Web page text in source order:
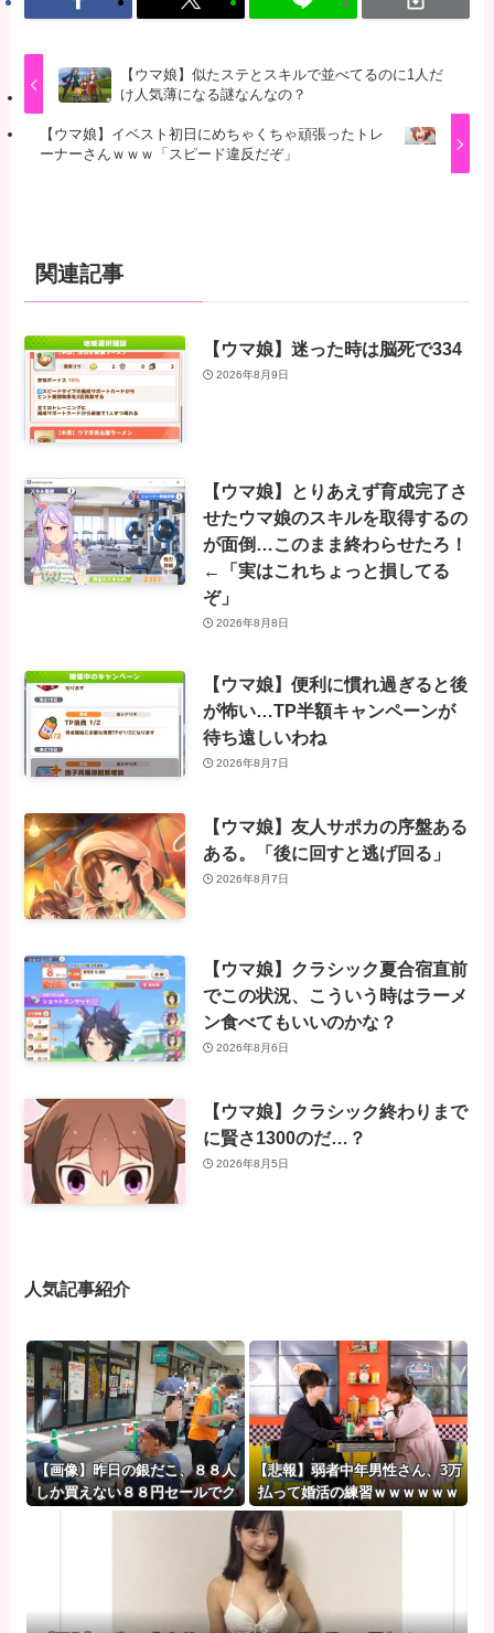
【ウマ娘】似たステとスキルで並べてるのに1人だ
け人気薄になる謎なんなの？
【ウマ娘】イベスト初日にめちゃくちゃ頑張ったトレ
ーナーさんｗｗｗ「スピード違反だぞ」
関連記事
【ウマ娘】迷った時は脳死で334
2026年8月9日
【ウマ娘】とりあえず育成完了さ
せたウマ娘のスキルを取得するの
が面倒…このまま終わらせたろ！
←「実はこれちょっと損してる
ぞ」
2026年8月8日
【ウマ娘】便利に慣れ過ぎると後
が怖い…TP半額キャンペーンが
待ち遠しいわね
2026年8月7日
【ウマ娘】友人サポカの序盤ある
ある。「後に回すと逃げ回る」
2026年8月7日
【ウマ娘】クラシック夏合宿直前
でこの状況、こういう時はラーメ
ン食べてもいいのかな？
2026年8月6日
【ウマ娘】クラシック終わりまで
に賢さ1300のだ…？
2026年8月5日
人気記事紹介
【画像】昨日の銀だこ、８８人
しか買えない８８円セールでク
ソ暑いのに大行列ｗｗｗ
【悲報】弱者中年男性さん、3万
払って婚活の練習ｗｗｗｗｗｗ
ｗ